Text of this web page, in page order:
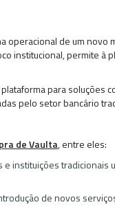
operacional de um
institucional, permite
para soluções
pelo setor bancário
de Vaulta, entre eles:
instituições
de novos